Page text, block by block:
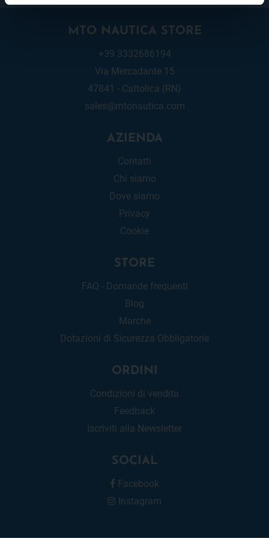
MTO NAUTICA STORE
+39 3332686194
Via Mercadante 15
47841 - Cattolica (RN)
sales@mtonautica.com
AZIENDA
Contatti
Chi siamo
Dove siamo
Privacy
Cookie
STORE
FAQ - Domande frequenti
Blog
Marche
Dotazioni di Sicurezza Obbligatorie
ORDINI
Condizioni di vendita
Feedback
Iscriviti alla Newsletter
SOCIAL
Facebook
Instagram